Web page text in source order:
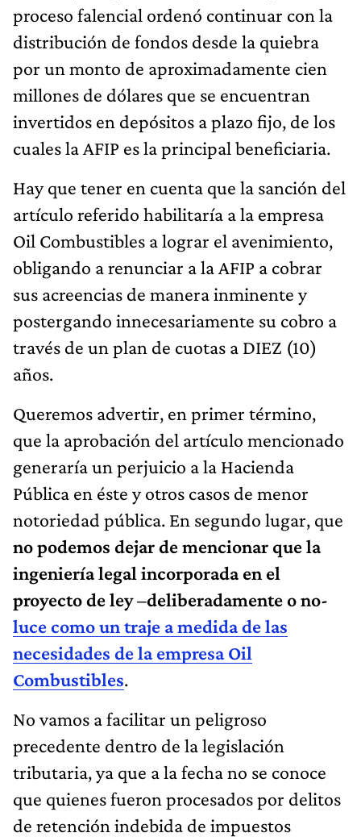
proceso falencial ordenó continuar con la
distribución de fondos desde la quiebra
por un monto de aproximadamente cien
millones de dólares que se encuentran
invertidos en depósitos a plazo fijo, de los
cuales la AFIP es la principal beneficiaria.
Hay que tener en cuenta que la sanción del
artículo referido habilitaría a la empresa
Oil Combustibles a lograr el avenimiento,
obligando a renunciar a la AFIP a cobrar
sus acreencias de manera inminente y
postergando innecesariamente su cobro a
través de un plan de cuotas a DIEZ (10)
años.
Queremos advertir, en primer término,
que la aprobación del artículo mencionado
generaría un perjuicio a la Hacienda
Pública en éste y otros casos de menor
notoriedad pública. En segundo lugar, que
no podemos dejar de mencionar que la
ingeniería legal incorporada en el
proyecto de ley –deliberadamente o no-
luce como un traje a medida de las
necesidades de la empresa Oil
Combustibles.
No vamos a facilitar un peligroso
precedente dentro de la legislación
tributaria, ya que a la fecha no se conoce
que quienes fueron procesados por delitos
de retención indebida de impuestos